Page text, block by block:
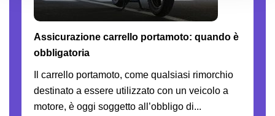
Assicurazione carrello portamoto: quando è
obbligatoria
Il carrello portamoto, come qualsiasi rimorchio
destinato a essere utilizzato con un veicolo a
motore, è oggi soggetto all’obbligo di...